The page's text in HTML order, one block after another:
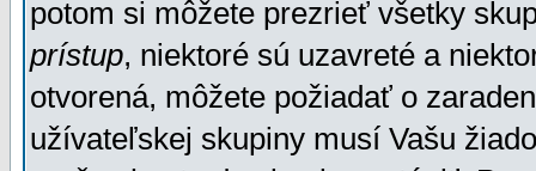
potom si môžete prezrieť všetky
prístup, niektoré sú uzavreté a
otvorená, môžete požiadať o
užívateľskej skupiny musí Vašu